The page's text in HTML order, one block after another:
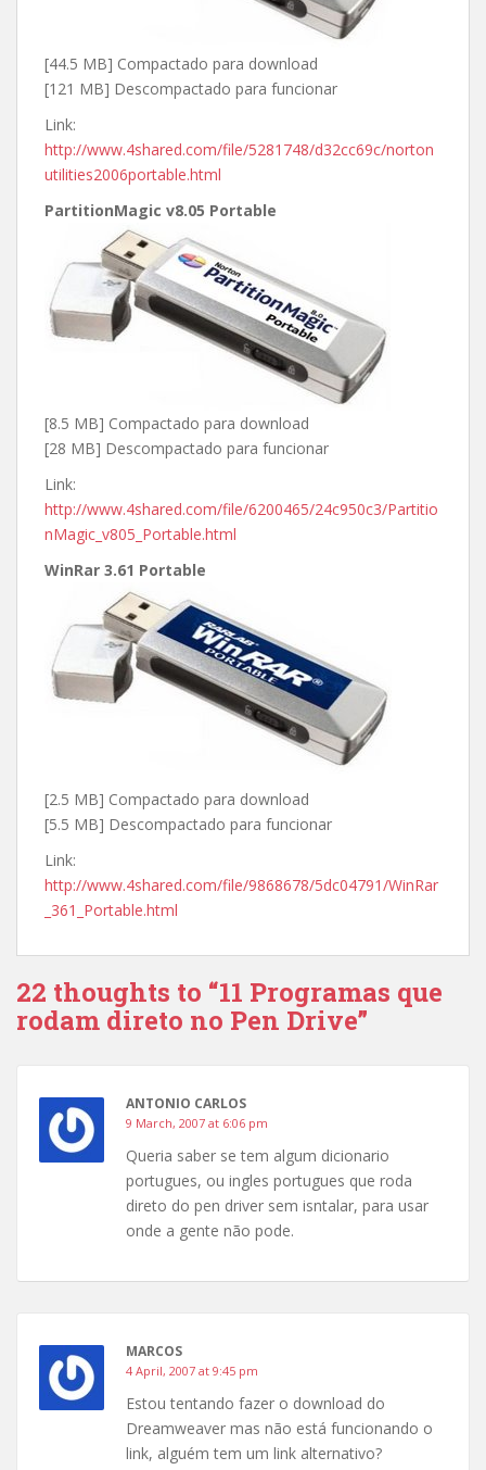
[44.5 MB] Compactado para download
[121 MB] Descompactado para funcionar
Link:
http://www.4shared.com/file/5281748/d32cc69c/norton
utilities2006portable.html
PartitionMagic v8.05 Portable
[8.5 MB] Compactado para download
[28 MB] Descompactado para funcionar
Link:
http://www.4shared.com/file/6200465/24c950c3/Partitio
nMagic_v805_Portable.html
WinRar 3.61 Portable
[2.5 MB] Compactado para download
[5.5 MB] Descompactado para funcionar
Link:
http://www.4shared.com/file/9868678/5dc04791/WinRar
_361_Portable.html
22 thoughts to “11 Programas que
rodam direto no Pen Drive”
ANTONIO CARLOS
9 March, 2007 at 6:06 pm
Queria saber se tem algum dicionario
portugues, ou ingles portugues que roda
direto do pen driver sem isntalar, para usar
onde a gente não pode.
MARCOS
4 April, 2007 at 9:45 pm
Estou tentando fazer o download do
Dreamweaver mas não está funcionando o
link, alguém tem um link alternativo?